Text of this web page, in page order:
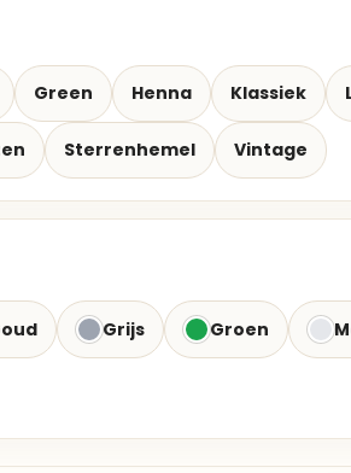
Green Henna Klassiek
Sterrenhemel Vintage
Grijs Groen